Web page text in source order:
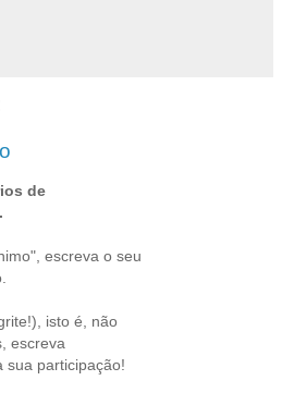
de
escreva o seu
isto é, não
escreva
sua participação!